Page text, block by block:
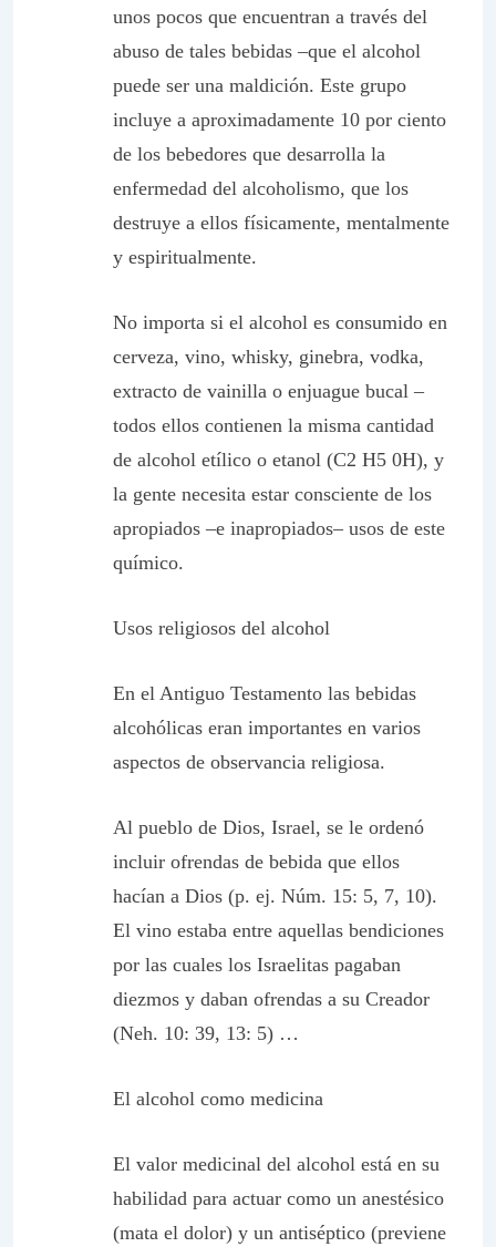
unos pocos que encuentran a través del
abuso de tales bebidas –que el alcohol
puede ser una maldición. Este grupo
incluye a aproximadamente 10 por ciento
de los bebedores que desarrolla la
enfermedad del alcoholismo, que los
destruye a ellos físicamente, mentalmente
y espiritualmente.
No importa si el alcohol es consumido en
cerveza, vino, whisky, ginebra, vodka,
extracto de vainilla o enjuague bucal –
todos ellos contienen la misma cantidad
de alcohol etílico o etanol (C2 H5 0H), y
la gente necesita estar consciente de los
apropiados –e inapropiados– usos de este
químico.
Usos religiosos del alcohol
En el Antiguo Testamento las bebidas
alcohólicas eran importantes en varios
aspectos de observancia religiosa.
Al pueblo de Dios, Israel, se le ordenó
incluir ofrendas de bebida que ellos
hacían a Dios (p. ej. Núm. 15: 5, 7, 10).
El vino estaba entre aquellas bendiciones
por las cuales los Israelitas pagaban
diezmos y daban ofrendas a su Creador
(Neh. 10: 39, 13: 5) …
El alcohol como medicina
El valor medicinal del alcohol está en su
habilidad para actuar como un anestésico
(mata el dolor) y un antiséptico (previene